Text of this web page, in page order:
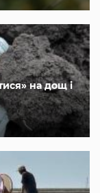
на дощ і